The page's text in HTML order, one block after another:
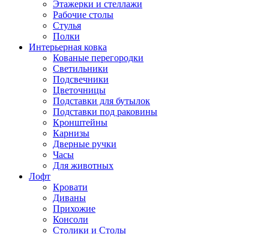
Этажерки и стеллажи
Рабочие столы
Стулья
Полки
Интерьерная ковка
Кованые перегородки
Светильники
Подсвечники
Цветочницы
Подставки для бутылок
Подставки под раковины
Кронштейны
Карнизы
Дверные ручки
Часы
Для животных
Лофт
Кровати
Диваны
Прихожие
Консоли
Столики и Столы